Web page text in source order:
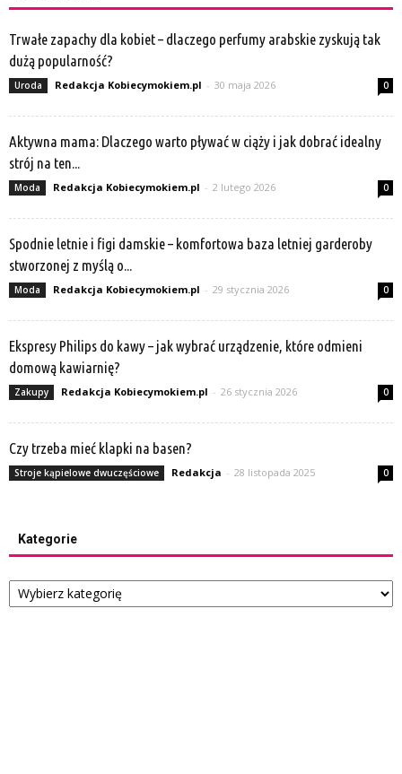
Trwałe zapachy dla kobiet – dlaczego perfumy arabskie zyskują tak
dużą popularność?
Uroda Redakcja Kobiecymokiem.pl - 30 maja 2026 0
Aktywna mama: Dlaczego warto pływać w ciąży i jak dobrać idealny
strój na ten...
Moda Redakcja Kobiecymokiem.pl - 2 lutego 2026 0
Spodnie letnie i figi damskie – komfortowa baza letniej garderoby
stworzonej z myślą o...
Moda Redakcja Kobiecymokiem.pl - 29 stycznia 2026 0
Ekspresy Philips do kawy – jak wybrać urządzenie, które odmieni
domową kawiarnię?
Zakupy Redakcja Kobiecymokiem.pl - 26 stycznia 2026 0
Czy trzeba mieć klapki na basen?
Stroje kąpielowe dwuczęściowe Redakcja - 28 listopada 2025 0
Kategorie
Kategorie